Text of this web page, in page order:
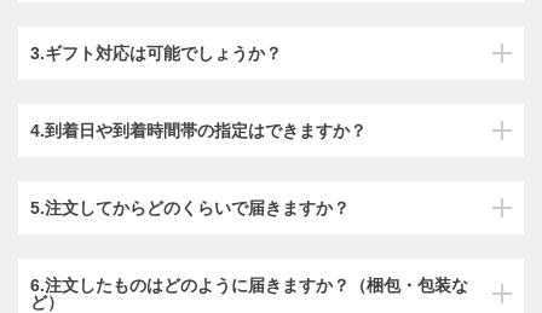
3.ギフト対応は可能でしょうか？
4.到着日や到着時間帯の指定はできますか？
5.注文してからどのくらいで届きますか？
6.注文したものはどのように届きますか？（梱包・包装な
ど）